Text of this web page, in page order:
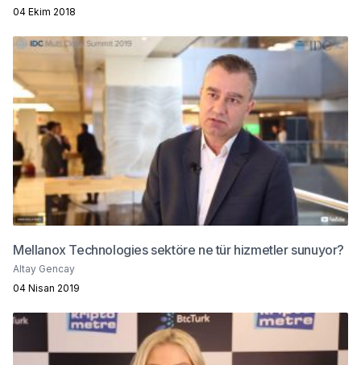
04 Ekim 2018
Mellanox Technologies sektöre ne tür hizmetler sunuyor?
Altay Gencay
04 Nisan 2019